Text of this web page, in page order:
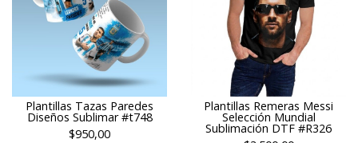
Plantillas Tazas Paredes
Diseños Sublimar #t748
$950,00
Plantillas Remeras Messi
Selección Mundial
Sublimación DTF #R326